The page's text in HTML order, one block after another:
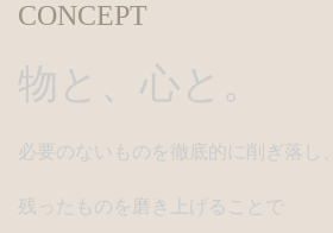
CONCEPT
物と、心と。
必要のないものを徹底的に削ぎ落し、
残ったものを磨き上げることで